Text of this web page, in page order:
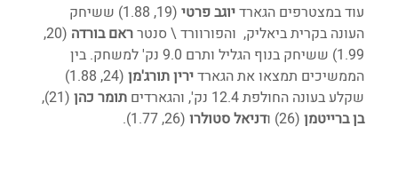
עוד במצטרפים הגארד יוגב פרטי
(19, 1.88) ששיחק
העונה בקרית ביאליק,  והפורוורד \ סנטר ראם בורדה
(20,
1.99) ששיחק בנוף הגליל ותרם 9.0 נק' למשחק. בין
הממשיכים תמצאו את הגארד ירין תורג'מן
(24, 1.88)
שקלע בעונה החולפת 12.4 נק', והגארדים
תומר כהן (21),
בן ברייטמן (26) ו דניאל סטולרו (26, 1.77).